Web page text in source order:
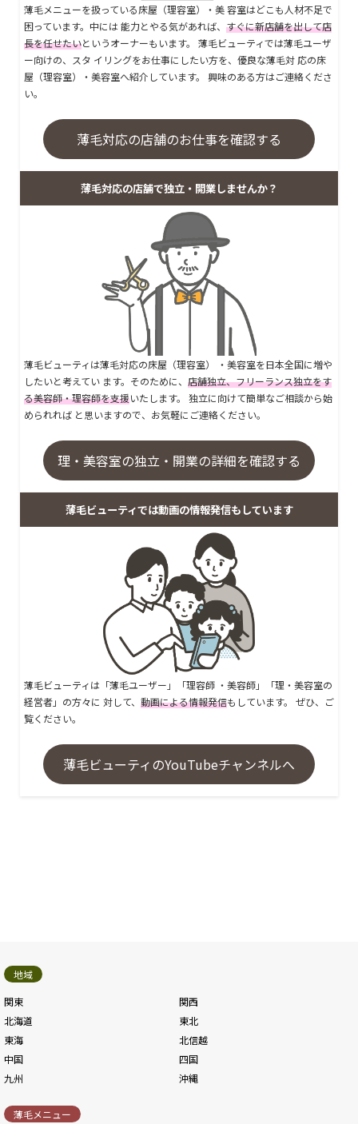
薄毛メニューを扱っている床屋（理容室）・美 容室はどこも人材不足で
困っています。中には 能力とやる気があれば、 すぐに新店舗を出して店
長を任せたいというオーナーもいます。 薄毛ビューティでは薄毛ユーザ
ー向けの、スタ イリングをお仕事にしたい方を、優良な薄毛対 応の床
屋（理容室）・美容室へ紹介しています。 興味のある方はご連絡くださ
い。
薄毛対応の店舗のお仕事を確認する
薄毛対応の店舗で独立・開業しませんか？
薄毛ビューティは薄毛対応の床屋（理容室） ・美容室を日本全国に増や
したいと考えてい ます。そのために、 店舗独立、フリーランス独立をす
る美容師・理容師を支援いたします。 独立に向けて簡単なご相談から始
められれば と思いますので、お気軽にご連絡ください。
理・美容室の独立・開業の詳細を確認する
薄毛ビューティでは動画の情報発信もしています
薄毛ビューティは「薄毛ユーザー」「理容師 ・美容師」「理・美容室の
経営者」の方々に 対して、 動画による情報発信もしています。 ぜひ、ご
覧ください。
薄毛ビューティのYouTubeチャンネルへ
地域
関東
関西
北海道
東北
東海
北信越
中国
四国
九州
沖縄
薄毛メニュー